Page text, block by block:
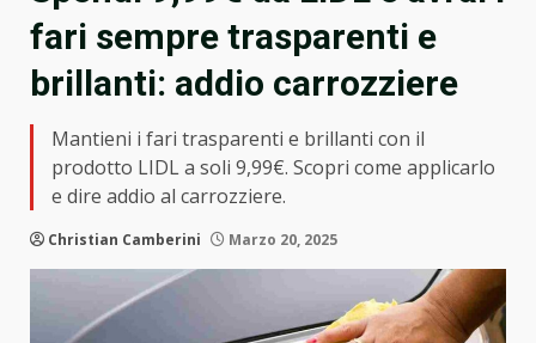
fari sempre trasparenti e
brillanti: addio carrozziere
Mantieni i fari trasparenti e brillanti con il
prodotto LIDL a soli 9,99€. Scopri come applicarlo
e dire addio al carrozziere.
Christian Camberini Marzo 20, 2025